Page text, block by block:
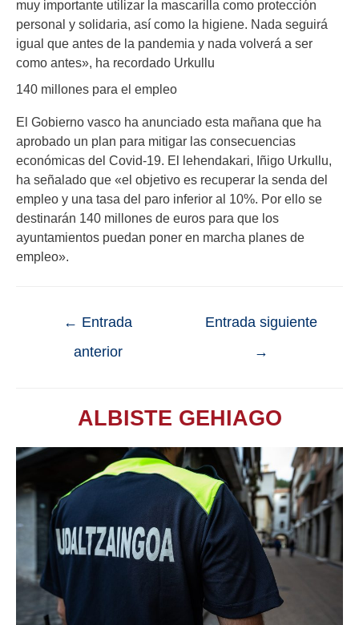
muy importante utilizar la mascarilla como protección
personal y solidaria, así como la higiene. Nada seguirá
igual que antes de la pandemia y nada volverá a ser
como antes», ha recordado Urkullu
140 millones para el empleo
El Gobierno vasco ha anunciado esta mañana que ha
aprobado un plan para mitigar las consecuencias
económicas del Covid-19. El lehendakari, Iñigo Urkullu,
ha señalado que «el objetivo es recuperar la senda del
empleo y una tasa del paro inferior al 10%. Por ello se
destinarán 140 millones de euros para que los
ayuntamientos puedan poner en marcha planes de
empleo».
← Entrada
anterior
Entrada siguiente
→
ALBISTE GEHIAGO